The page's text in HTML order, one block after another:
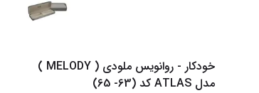
خودکار - روانویس ملودی ( MELODY )
مدل ATLAS کد (63- 65)